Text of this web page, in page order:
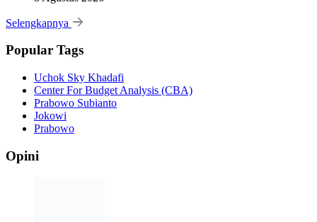
Selengkapnya
Popular Tags
Uchok Sky Khadafi
Center For Budget Analysis (CBA)
Prabowo Subianto
Jokowi
Prabowo
Opini